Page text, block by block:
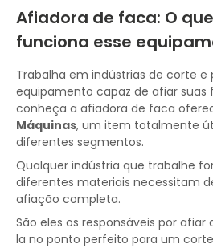
Afiadora de faca: O
funciona esse
Trabalha em indústrias de corte e
equipamento capaz de afiar suas
conheça a afiadora de faca
Máquinas, um item totalmente
diferentes segmentos.
Qualquer indústria que trabalhe
diferentes materiais necessitam
afiação completa.
São eles os responsáveis por
la no ponto perfeito para um